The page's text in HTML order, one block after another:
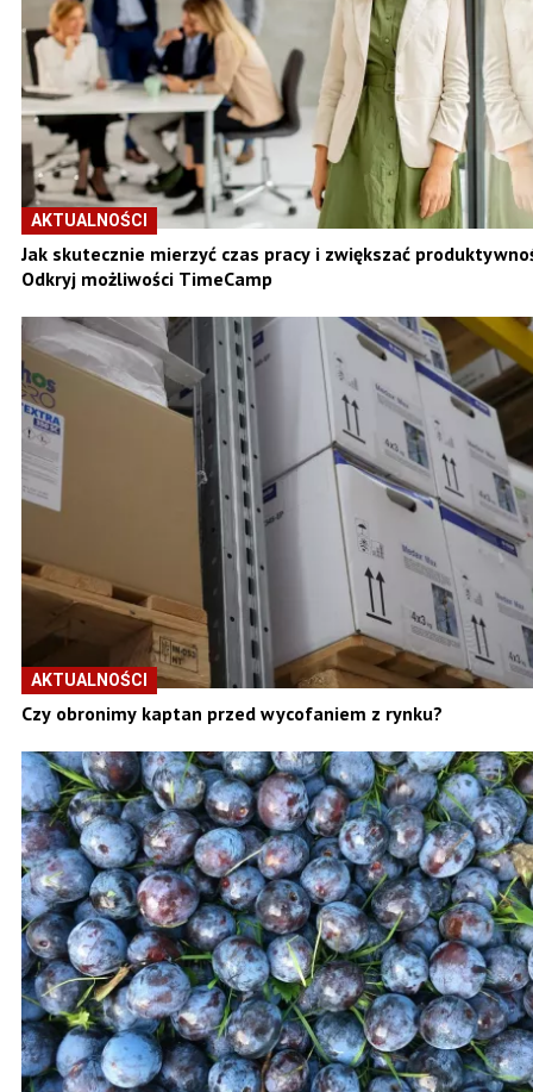
AKTUALNOŚCI
Jak skutecznie mierzyć czas pracy i zwiększać
Odkryj możliwości TimeCamp
AKTUALNOŚCI
Czy obronimy kaptan przed wycofaniem z rynku?